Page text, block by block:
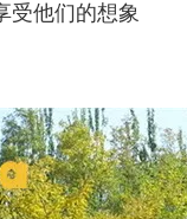
受他们的想象